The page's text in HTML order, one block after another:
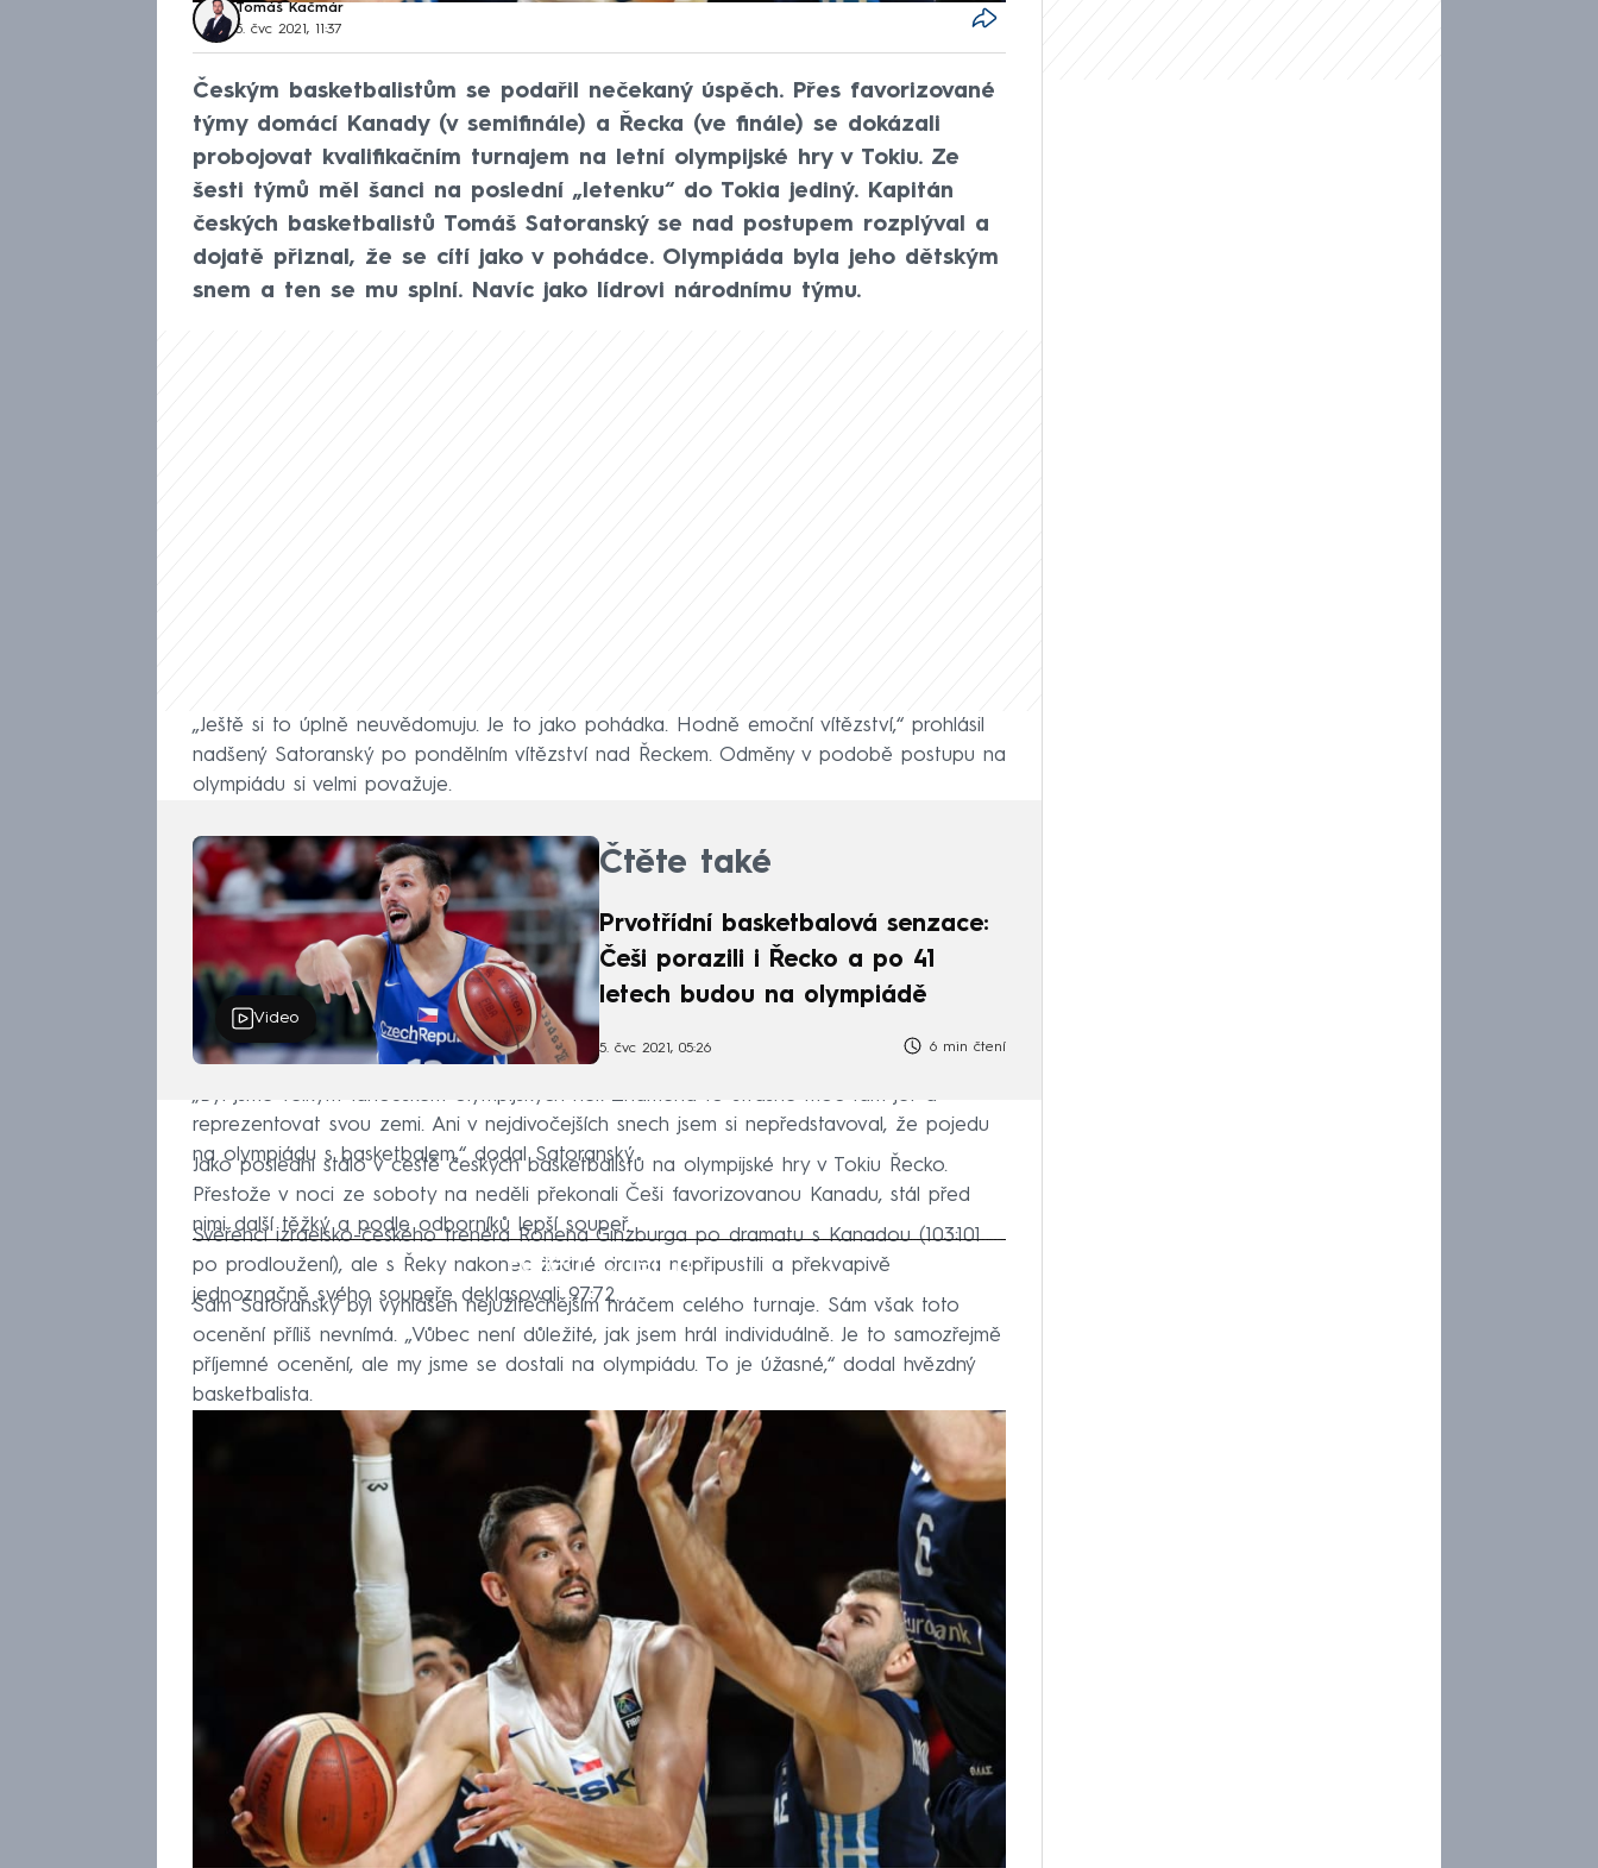
Tomáš Kačmár
5. čvc 2021, 11:37
Českým basketbalistům se podařil nečekaný úspěch. Přes favorizované
týmy domácí Kanady (v semifinále) a Řecka (ve finále) se dokázali
probojovat kvalifikačním turnajem na letní olympijské hry v Tokiu. Ze
šesti týmů měl šanci na poslední „letenku“ do Tokia jediný. Kapitán
českých basketbalistů Tomáš Satoranský se nad postupem rozplýval a
dojatě přiznal, že se cítí jako v pohádce. Olympiáda byla jeho dětským
snem a ten se mu splní. Navíc jako lídrovi národnímu týmu.
„Ještě si to úplně neuvědomuju. Je to jako pohádka. Hodně emoční vítězství,“ prohlásil
nadšený Satoranský po pondělním vítězství nad Řeckem. Odměny v podobě postupu na
olympiádu si velmi považuje.
Video
Čtěte také
Prvotřídní basketbalová senzace:
Češi porazili i Řecko a po 41
letech budou na olympiádě
5. čvc 2021, 05:26 6 min čtení
„Byl jsme velkým fanouškem olympijských her. Znamená to strašně moc tam jet a
reprezentovat svou zemi. Ani v nejdivočejších snech jsem si nepředstavoval, že pojedu
na olympiádu s basketbalem,“ dodal Satoranský.
Jako poslední stálo v cestě českých basketbalistů na olympijské hry v Tokiu Řecko.
Přestože v noci ze soboty na neděli překonali Češi favorizovanou Kanadu, stál před
nimi další těžký a podle odborníků lepší soupeř.
Failed to fetch
Svěřenci izraelsko-českého trenéra Ronena Ginzburga po dramatu s Kanadou (103:101
po prodloužení), ale s Řeky nakonec žádné drama nepřipustili a překvapivě
jednoznačně svého soupeře deklasovali 97:72.
Sám Satoranský byl vyhlášen nejužitečnějším hráčem celého turnaje. Sám však toto
ocenění příliš nevnímá. „Vůbec není důležité, jak jsem hrál individuálně. Je to samozřejmě
příjemné ocenění, ale my jsme se dostali na olympiádu. To je úžasné,“ dodal hvězdný
basketbalista.